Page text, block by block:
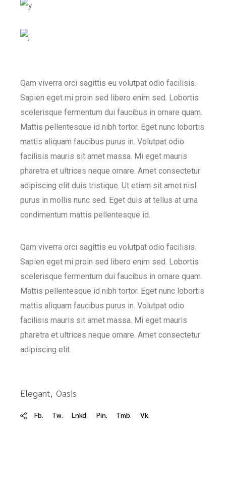
Qam viverra orci sagittis eu volutpat odio facilisis.
Sapien eget mi proin sed libero enim sed. Lobortis
scelerisque fermentum dui faucibus in ornare quam.
Mattis pellentesque id nibh tortor. Eget nunc lobortis
mattis aliquam faucibus purus in. Volutpat odio
facilisis mauris sit amet massa. Mi eget mauris
pharetra et ultrices neque ornare. Amet consectetur
adipiscing elit duis tristique. Ut etiam sit amet nisl
purus in mollis nunc sed. Eget duis at tellus at urna
condimentum mattis pellentesque id.
Qam viverra orci sagittis eu volutpat odio facilisis.
Sapien eget mi proin sed libero enim sed. Lobortis
scelerisque fermentum dui faucibus in ornare quam.
Mattis pellentesque id nibh tortor. Eget nunc lobortis
mattis aliquam faucibus purus in. Volutpat odio
facilisis mauris sit amet massa. Mi eget mauris
pharetra et ultrices neque ornare. Amet consectetur
adipiscing elit.
Elegant Oasis
Fb. Tw. Lnkd. Pin. Tmb. Vk.